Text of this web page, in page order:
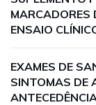
MARCADORES
ENSAIO
EXAMES DE
SINTOMAS DE